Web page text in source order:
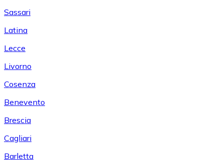
Sassari
Latina
Lecce
Livorno
Cosenza
Benevento
Brescia
Cagliari
Barletta